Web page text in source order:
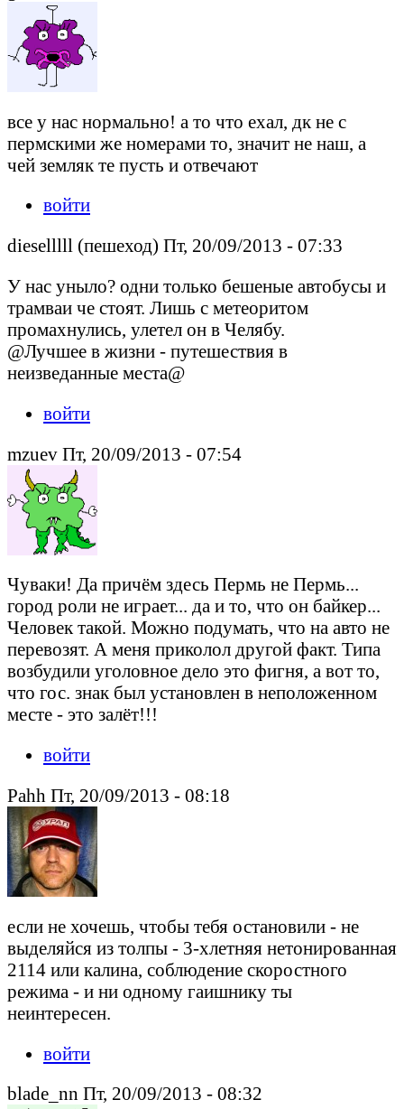
все у нас нормально! а то что ехал, дк не с
пермскими же номерами то, значит не наш, а
чей земляк те пусть и отвечают
войти
dieselllll (пешеход) Пт, 20/09/2013 - 07:33
У нас уныло? одни только бешеные автобусы и
трамваи че стоят. Лишь с метеоритом
промахнулись, улетел он в Челябу.
@Лучшее в жизни - путешествия в
неизведанные места@
войти
mzuev Пт, 20/09/2013 - 07:54
Чуваки! Да причём здесь Пермь не Пермь...
город роли не играет... да и то, что он байкер...
Человек такой. Можно подумать, что на авто не
перевозят. А меня приколол другой факт. Типа
возбудили уголовное дело это фигня, а вот то,
что гос. знак был установлен в неположенном
месте - это залёт!!!
войти
Pahh Пт, 20/09/2013 - 08:18
если не хочешь, чтобы тебя остановили - не
выделяйся из толпы - 3-хлетняя нетонированная
2114 или калина, соблюдение скоростного
режима - и ни одному гаишнику ты
неинтересен.
войти
blade_nn Пт, 20/09/2013 - 08:32